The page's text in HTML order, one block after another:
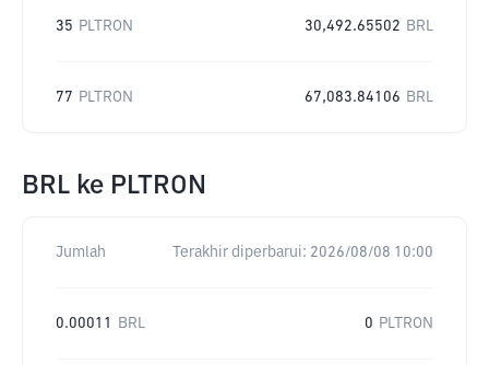
35 PLTRON 30,492.65502 BRL
77 PLTRON 67,083.84106 BRL
BRL ke PLTRON
Jumlah Terakhir diperbarui: 2026/08/08 10:00
0.00011 BRL 0 PLTRON